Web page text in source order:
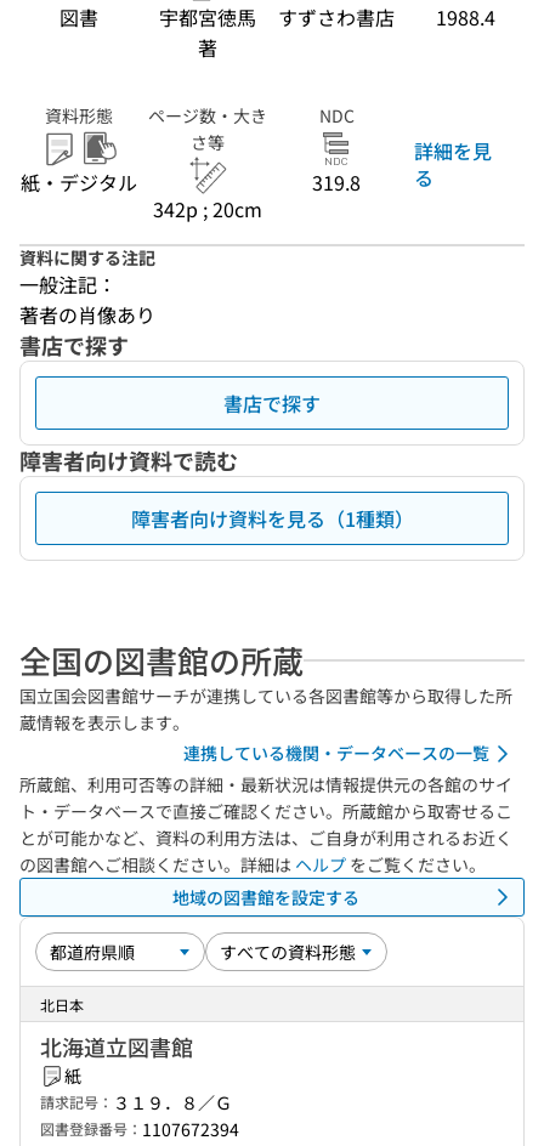
図書
宇都宮徳馬
著
すずさわ書店 1988.4
資料形態
紙・デジタル
ページ数・大き
さ等
342p ; 20cm
NDC
319.8
詳細を見
る
資料に関する注記
一般注記：
著者の肖像あり
書店で探す
書店で探す
障害者向け資料で読む
障害者向け資料を見る（1種類）
全国の図書館の所蔵
国立国会図書館サーチが連携している各図書館等から取得した所
蔵情報を表示します。
連携している機関・データベースの一覧
所蔵館、利用可否等の詳細・最新状況は情報提供元の各館のサイ
ト・データベースで直接ご確認ください。所蔵館から取寄せるこ
とが可能かなど、資料の利用方法は、ご自身が利用されるお近く
の図書館へご相談ください。詳細は ヘルプ をご覧ください。
地域の図書館を設定する
北日本
北海道立図書館
紙
請求記号： ３１９．８／Ｇ
図書登録番号： 1107672394